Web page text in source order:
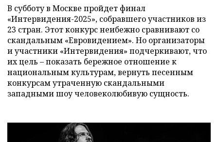
В субботу в Москве пройдет финал
«Интервидения-2025», собравшего участников из
23 стран. Этот конкурс неибежно сравнивают со
скандальным «Евровидением». Но организаторы
и участники «Интервидения» подчеркивают, что
их цель – показать бережное отношение к
национальным культурам, вернуть песенным
конкурсам утраченную скандальными
западными шоу человеколюбивую сущность.